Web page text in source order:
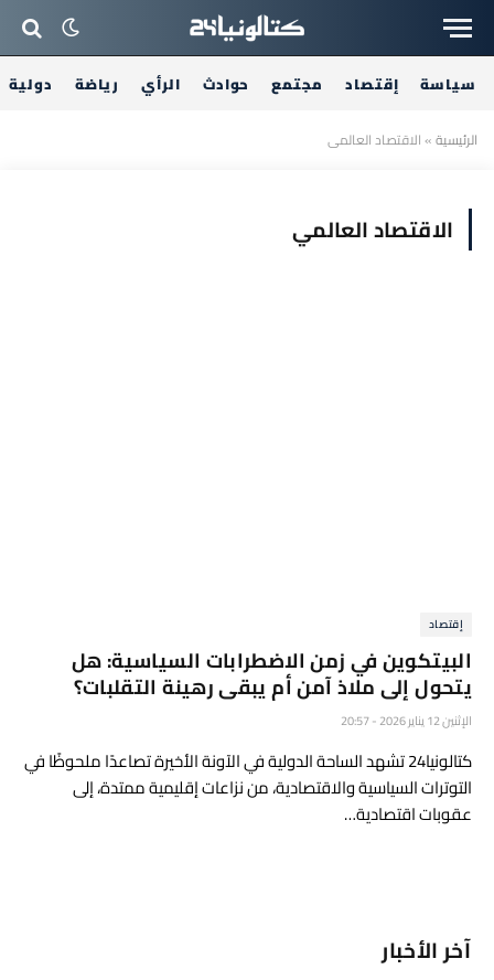
سياسة إقتصاد مجتمع حوادث الرأي رياضة دولية
الرئيسية»الاقتصاد العالمي
الاقتصاد العالمي
إقتصاد
البيتكوين في زمن الاضطرابات السياسية: هل
يتحول إلى ملاذ آمن أم يبقى رهينة التقلبات؟
الإثنين 12 يناير 2026 - 20:57
كتالونيا24 تشهد الساحة الدولية في الآونة الأخيرة تصاعدًا ملحوظًا في
التوترات السياسية والاقتصادية، من نزاعات إقليمية ممتدة، إلى
عقوبات اقتصادية…
آخر الأخبار